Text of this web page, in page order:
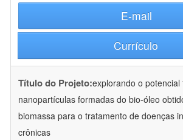
E-mail
Currículo
Título do Projeto:explorando o
nanopartículas formadas do bio-óleo
biomassa para o tratamento de doenças
crônicas